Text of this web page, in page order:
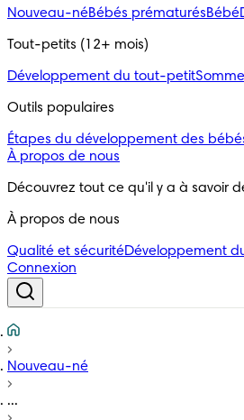
Nouveau-néBébés prématurésBébé
Tout-petits (12+ mois)
Développement du tout-petit
Outils populaires
Étapes du développement des
À propos de nous
Découvrez tout ce qu'il y a à savoir
À propos de nous
Qualité et sécuritéDéveloppement
Connexion
Nouveau-né
...